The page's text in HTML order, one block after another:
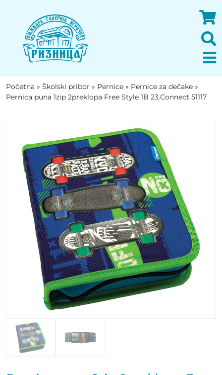
Početna » Školski pribor » Pernice » Pernice za dečake »
Pernica puna 1zip 2preklopa Free Style 1B 23.Connect 51117